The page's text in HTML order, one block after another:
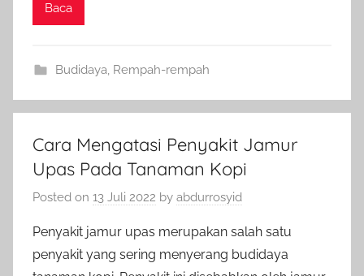
Baca
Budidaya Rempah-rempah
Cara Mengatasi Penyakit Jamur
Upas Pada Tanaman Kopi
Posted on 13 Juli 2022 by abdurrosyid
Penyakit jamur upas merupakan salah satu
penyakit yang sering menyerang budidaya